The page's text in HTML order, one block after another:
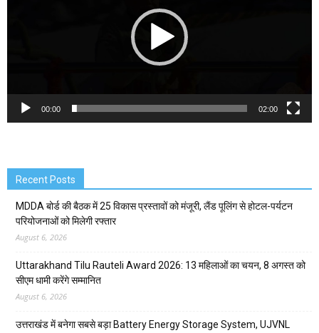
00:00 02:00
Recent Posts
MDDA बोर्ड की बैठक में 25 विकास प्रस्तावों को मंजूरी, लैंड पूलिंग से होटल-पर्यटन
परियोजनाओं को मिलेगी रफ्तार
August 6, 2026
Uttarakhand Tilu Rauteli Award 2026: 13 महिलाओं का चयन, 8 अगस्त को
सीएम धामी करेंगे सम्मानित
August 6, 2026
उत्तराखंड में बनेगा सबसे बड़ा Battery Energy Storage System, UJVNL